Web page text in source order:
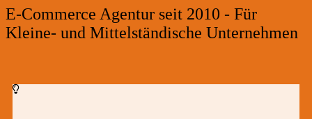
E-Commerce Agentur seit 2010 - Für
Kleine- und Mittelständische Unternehmen